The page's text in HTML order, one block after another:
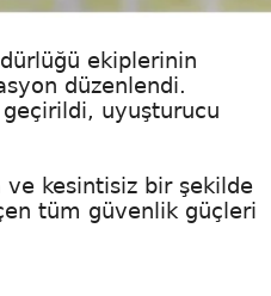
ekiplerinin
düzenlendi.
uyuşturucu
ve kesintisiz bir şekilde
tüm güvenlik güçleri